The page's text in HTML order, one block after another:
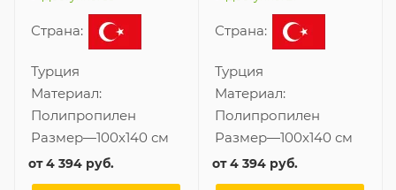
Страна:
Турция
Материал:
Полипропилен
Размер—100x140 см
от4 394 руб.
Страна:
Турция
Материал:
Полипропилен
Размер—100x140 см
от4 394 руб.